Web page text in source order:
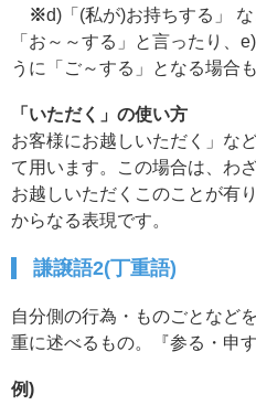
※d)「(私が)お持ちする」
「お～～する」と言ったり、
うに「ご～する」となる場合
「いただく」の使い方
お客様にお越しいただく」な
て用います。この場合は、わ
お越しいただくこのことが有
からなる表現です。
謙譲語2(丁重語)
自分側の行為・ものごとなど
重に述べるもの。『参る・申
例)